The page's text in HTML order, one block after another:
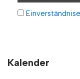
Kalender